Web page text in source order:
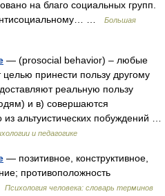
на благо социальных групп.
…
Большая
— (рrosocial behavior) – любые
принести пользу другому
реальную пользу
и в) совершаются
альтуистических побуждений …
и педагогике
— позитивное, конструктивное,
противоположность
Психология человека: словарь терминов